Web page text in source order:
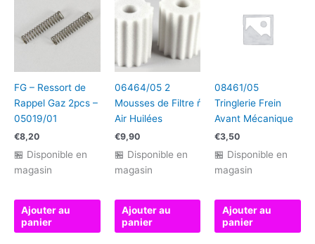
FG – Ressort de
Rappel Gaz 2pcs –
05019/01
€8,20
🏪 Disponible en
magasin
Ajouter au
panier
06464/05 2
Mousses de Filtre ŕ
Air Huilées
€9,90
🏪 Disponible en
magasin
Ajouter au
panier
08461/05
Tringlerie Frein
Avant Mécanique
€3,50
🏪 Disponible en
magasin
Ajouter au
panier